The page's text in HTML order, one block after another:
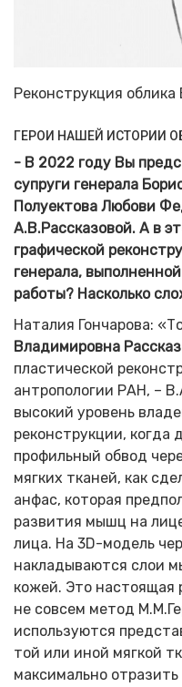
Реконструкция
ГЕРОИ НАШЕЙ ИСТОРИИ
- В 2022 году Вы
супруги генерала
Полуектова Любови
А.В.Рассказовой. А в
графической
генерала,
работы? Насколько
Наталия Гончарова:
Владимировна
пластической
антропологии РАН, –
высокий уровень
реконструкции, когда
профильный обвод
мягких тканей, как
анфас, которая
развития мышц на
лица. На 3D-модель
накладываются слои
кожей. Это настоящая
не совсем метод
используются
той или иной мягкой
максимально